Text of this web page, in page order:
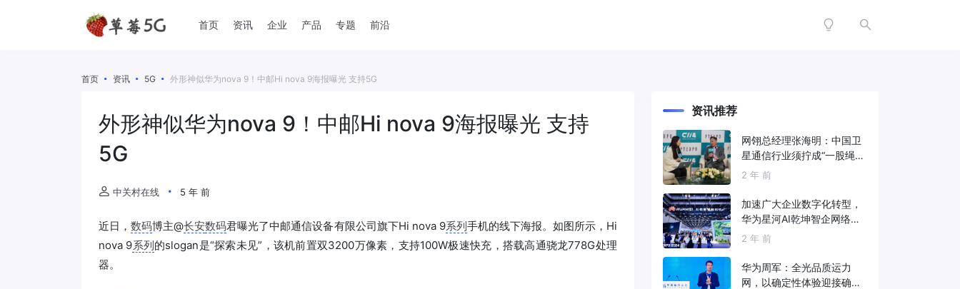
首页 资讯 企业 产品 专题 前沿
首页 资讯 5G 外形神似华为nova 9！中邮Hi nova 9海报曝光 支持5G
外形神似华为nova 9！中邮Hi nova 9海报曝光 支持
5G
中关村在线 5 年 前
近日，数码博主@长安数码君曝光了中邮通信设备有限公司旗下Hi nova 9系列手机的线下海报。如图所示，Hi
nova 9系列的slogan是“探索未见”，该机前置双3200万像素，支持100W极速快充，搭载高通骁龙778G处理
器。
资讯推荐
网翎总经理张海明：中国卫
星通信行业须拧成“一股绳”
共同打造垂直产业链
2 年 前
加速广大企业数字化转型，
华为星河AI乾坤智企网络解
决方案亮相2024中国国际信
2 年 前
华为周军：全光品质运力
网，以确定性体验迎接确定